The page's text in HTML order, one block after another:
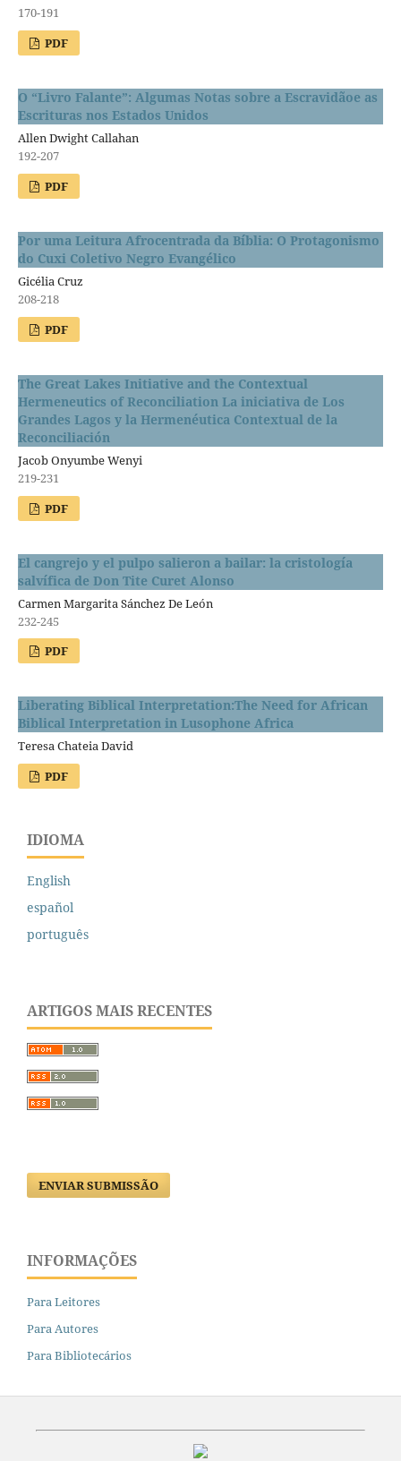
170-191
PDF
O “Livro Falante”: Algumas Notas sobre a Escravidãoe as
Escrituras nos Estados Unidos
Allen Dwight Callahan
192-207
PDF
Por uma Leitura Afrocentrada da Bíblia: O Protagonismo
do Cuxi Coletivo Negro Evangélico
Gicélia Cruz
208-218
PDF
The Great Lakes Initiative and the Contextual
Hermeneutics of Reconciliation La iniciativa de Los
Grandes Lagos y la Hermenéutica Contextual de la
Reconciliación
Jacob Onyumbe Wenyi
219-231
PDF
El cangrejo y el pulpo salieron a bailar: la cristología
salvífica de Don Tite Curet Alonso
Carmen Margarita Sánchez De León
232-245
PDF
Liberating Biblical Interpretation:The Need for African
Biblical Interpretation in Lusophone Africa
Teresa Chateia David
PDF
IDIOMA
English
español
português
ARTIGOS MAIS RECENTES
ENVIAR SUBMISSÃO
INFORMAÇÕES
Para Leitores
Para Autores
Para Bibliotecários